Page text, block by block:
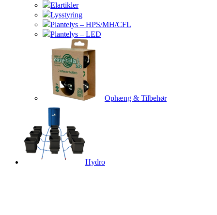
Elartikler
Lysstyring
Plantelys – HPS/MH/CFL
Plantelys – LED
Ophæng & Tilbehør
Hydro